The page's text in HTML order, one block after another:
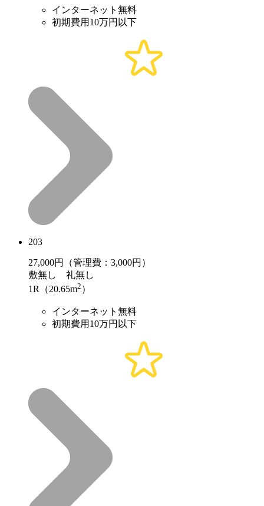
インターネット無料
初期費用10万円以下
203
27,000円（管理費：3,000円）
敷無し 礼無し
1R（20.65m2 ）
インターネット無料
初期費用10万円以下